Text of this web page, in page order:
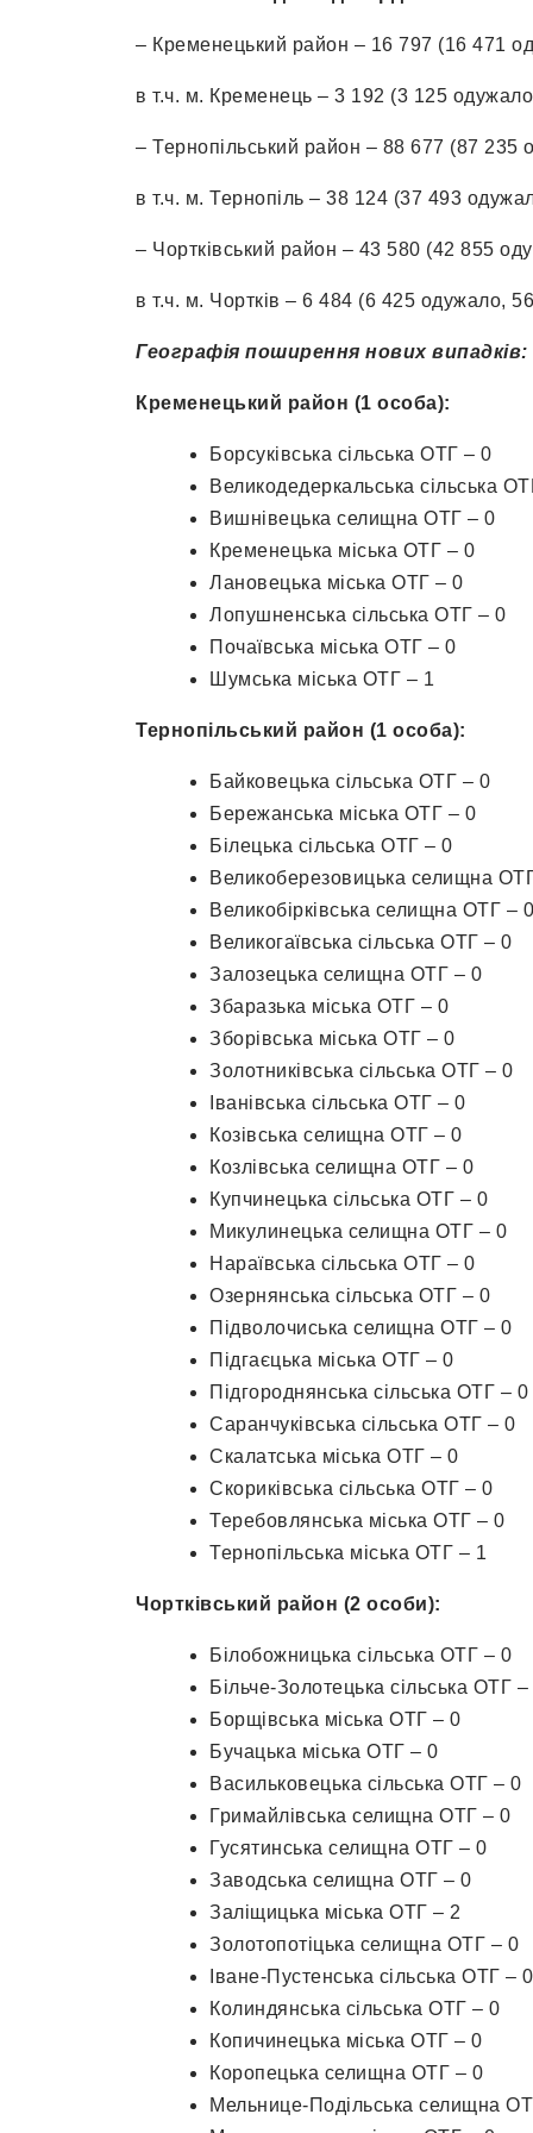
– Кременецький район – 16 797 (16 471
в т.ч. м. Кременець – 3 192 (3 125
– Тернопільський район – 88 677 (87 235
в т.ч. м. Тернопіль – 38 124 (37 493
– Чортківський район – 43 580 (42 855
в т.ч. м. Чортків – 6 484 (6 425 одужало,
Географія поширення нових випадків:
Кременецький район (1 особа):
Борсуківська сільська ОТГ – 0
Великодедеркальська сільська
Вишнівецька селищна ОТГ – 0
Кременецька міська ОТГ – 0
Лановецька міська ОТГ – 0
Лопушненська сільська ОТГ – 0
Почаївська міська ОТГ – 0
Шумська міська ОТГ – 1
Тернопільський район (1 особа):
Байковецька сільська ОТГ – 0
Бережанська міська ОТГ – 0
Білецька сільська ОТГ – 0
Великоберезовицька селищна
Великобірківська селищна ОТГ – 0
Великогаївська сільська ОТГ – 0
Залозецька селищна ОТГ – 0
Збаразька міська ОТГ – 0
Зборівська міська ОТГ – 0
Золотниківська сільська ОТГ – 0
Іванівська сільська ОТГ – 0
Козівська селищна ОТГ – 0
Козлівська селищна ОТГ – 0
Купчинецька сільська ОТГ – 0
Микулинецька селищна ОТГ – 0
Нараївська сільська ОТГ – 0
Озернянська сільська ОТГ – 0
Підволочиська селищна ОТГ – 0
Підгаєцька міська ОТГ – 0
Підгороднянська сільська ОТГ – 0
Саранчуківська сільська ОТГ – 0
Скалатська міська ОТГ – 0
Скориківська сільська ОТГ – 0
Теребовлянська міська ОТГ – 0
Тернопільська міська ОТГ – 1
Чортківський район (2 особи):
Білобожницька сільська ОТГ – 0
Більче-Золотецька сільська ОТГ –
Борщівська міська ОТГ – 0
Бучацька міська ОТГ – 0
Васильковецька сільська ОТГ – 0
Гримайлівська селищна ОТГ – 0
Гусятинська селищна ОТГ – 0
Заводська селищна ОТГ – 0
Заліщицька міська ОТГ – 2
Золотопотіцька селищна ОТГ – 0
Іване-Пустенська сільська ОТГ – 0
Колиндянська сільська ОТГ – 0
Копичинецька міська ОТГ – 0
Коропецька селищна ОТГ – 0
Мельнице-Подільська селищна